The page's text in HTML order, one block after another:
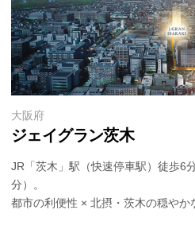
大阪府
ジェイグラン茨木
JR「茨木」駅（快速停車駅）徒歩6
分）。
都市の利便性 × 北摂・茨木の穏やか